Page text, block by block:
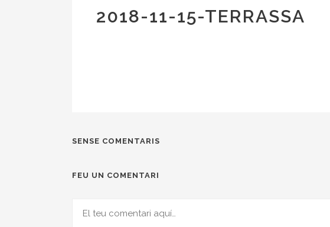
2018-11-15-TERRASSA
SENSE COMENTARIS
FEU UN COMENTARI